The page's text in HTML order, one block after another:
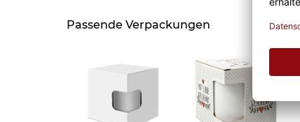
Passende Verpackungen